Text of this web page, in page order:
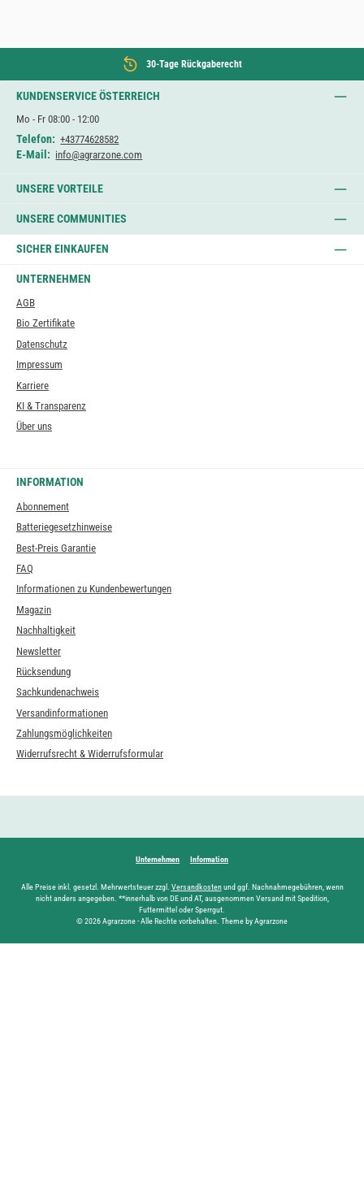
30-Tage Rückgaberecht
KUNDENSERVICE ÖSTERREICH
Mo - Fr 08:00 - 12:00
Telefon: +43774628582
E-Mail: info@agrarzone.com
UNSERE VORTEILE
UNSERE COMMUNITIES
SICHER EINKAUFEN
UNTERNEHMEN
AGB
Bio Zertifikate
Datenschutz
Impressum
Karriere
KI & Transparenz
Über uns
INFORMATION
Abonnement
Batteriegesetzhinweise
Best-Preis Garantie
FAQ
Informationen zu Kundenbewertungen
Magazin
Nachhaltigkeit
Newsletter
Rücksendung
Sachkundenachweis
Versandinformationen
Zahlungsmöglichkeiten
Widerrufsrecht & Widerrufsformular
Unternehmen Information
Alle Preise inkl. gesetzl. Mehrwertsteuer zzgl. Versandkostenund ggf. Nachnahmegebühren, wenn
nicht anders angegeben. **innerhalb von DE und AT, ausgenommen Versand mit Spedition,
Futtermittel oder Sperrgut.
© 2026 Agrarzone - Alle Rechte vorbehalten. Theme by Agrarzone